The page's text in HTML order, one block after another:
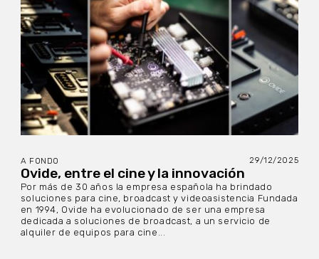
A FONDO 29/12/2025
Ovide, entre el cine y la innovación
Por más de 30 años la empresa española ha brindado
soluciones para cine, broadcast y videoasistencia Fundada
en 1994, Ovide ha evolucionado de ser una empresa
dedicada a soluciones de broadcast, a un servicio de
alquiler de equipos para cine...